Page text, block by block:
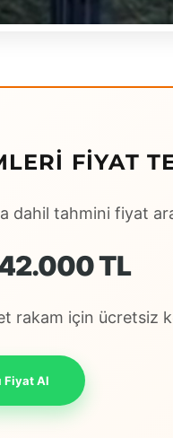
FIYAT
dahil tahmini fiyat
TL
rakam için ücretsiz
Fiyat Al